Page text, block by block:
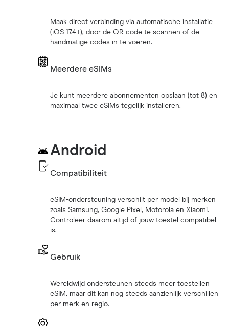
Maak direct verbinding via automatische installatie
(iOS 17.4+), door de QR-code te scannen of de
handmatige codes in te voeren.
Meerdere eSIMs
Je kunt meerdere abonnementen opslaan (tot 8) en
maximaal twee eSIMs tegelijk installeren.
Android
Compatibiliteit
eSIM-ondersteuning verschilt per model bij merken
zoals Samsung, Google Pixel, Motorola en Xiaomi.
Controleer daarom altijd of jouw toestel compatibel
is.
Gebruik
Wereldwijd ondersteunen steeds meer toestellen
eSIM, maar dit kan nog steeds aanzienlijk verschillen
per merk en regio.